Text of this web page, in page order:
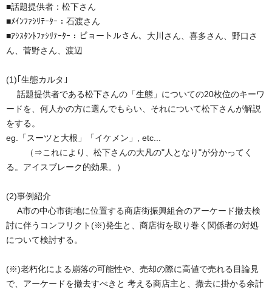
■話題提供者：松下さん
■ﾒｲﾝﾌｧｼﾘﾃｰﾀｰ：石渡さん
■ｱｼｽﾀﾝﾄﾌｧｼﾘﾃｰﾀｰ：ピョートルさん、大川さん、喜多さん、野口さ
ん、菅野さん、渡辺
(1)｢生態カルタ｣
話題提供者である松下さんの「生態」についての20枚位のキーワ
ードを、何人かの方に選んでもらい、それについて松下さんが解説
をする。
eg.「スーツと大根」「イケメン」, etc...
（⇒これにより、松下さんの大凡の"人となり"が分かってく
る。アイスブレーク的効果。）
(2)事例紹介
A市の中心市街地に位置する商店街振興組合のアーケード撤去検
討に伴うコンフリクト(※)発生と、商店街を取り巻く関係者の対処
について検討する。
(※)老朽化による崩落の可能性や、売却の際に高値で売れる目論見
で、アーケードを撤去すべきと 考える商店主と、撤去に掛かる余計